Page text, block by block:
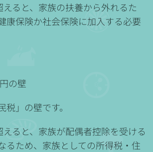
ると、家族の扶養から外れるた
康保険か社会保険に加入する必要
の壁
税」の壁です。
ると、家族が配偶者控除を受ける
るため、家族としての所得税・住